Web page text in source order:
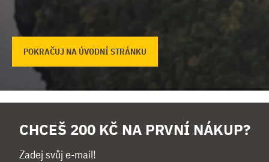
POKRAČUJ NA ÚVODNÍ STRÁNKU
CHCEŠ 200 KČ NA PRVNÍ NÁKUP?
Zadej svůj e-mail!